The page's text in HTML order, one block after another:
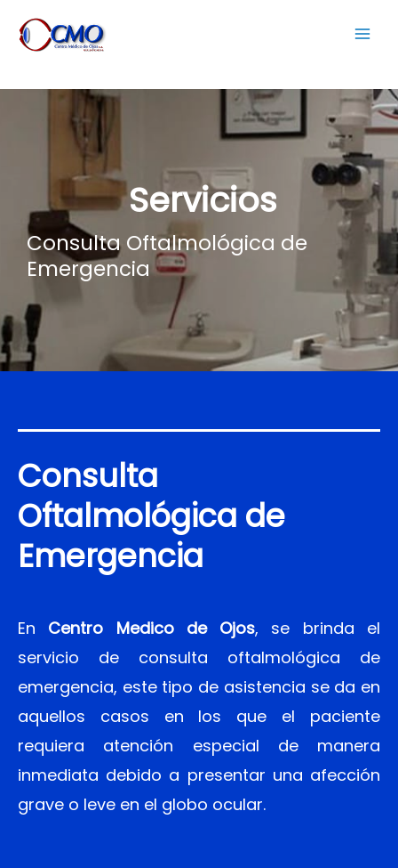
Servicios
Consulta Oftalmológica de
Emergencia
Consulta
Oftalmológica de
Emergencia
En Centro Medico de Ojos, se brinda el
servicio de consulta oftalmológica de
emergencia, este tipo de asistencia se da en
aquellos casos en los que el paciente
requiera atención especial de manera
inmediata debido a presentar una afección
grave o leve en el globo ocular.